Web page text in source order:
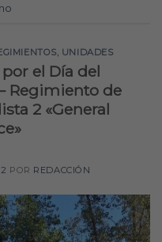
, UNIDADES
el Día del
Regimiento de
2 «General
POR REDACCIÓN